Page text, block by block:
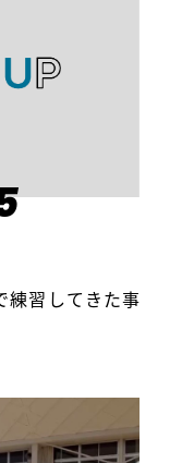
練習してきた事